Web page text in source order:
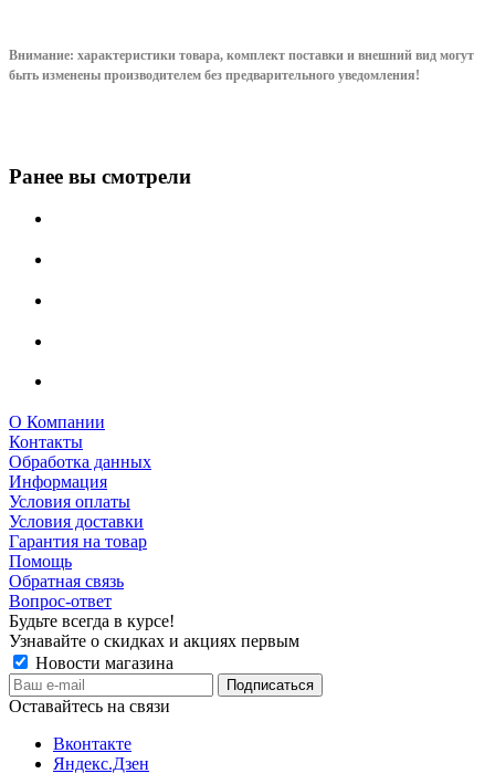
Внимание: характеристики товара, комплект поставки и внешний вид могут
быть изменены производителем без предварительного уведомления!
Ранее вы смотрели
О Компании
Контакты
Обработка данных
Информация
Условия оплаты
Условия доставки
Гарантия на товар
Помощь
Обратная связь
Вопрос-ответ
Будьте всегда в курсе!
Узнавайте о скидках и акциях первым
Новости магазина
Оставайтесь на связи
Вконтакте
Яндекс.Дзен